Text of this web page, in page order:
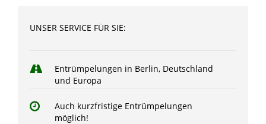
UNSER SERVICE FÜR SIE:
Entrümpelungen in Berlin, Deutschland
und Europa
Auch kurzfristige Entrümpelungen
möglich!